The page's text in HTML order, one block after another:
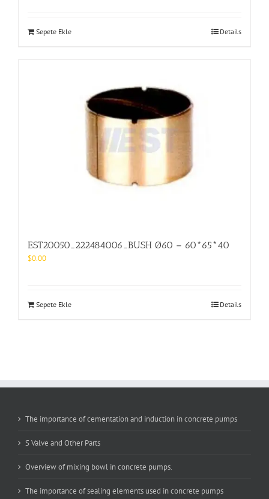
Sepete Ekle Details
EST20050_222484006_BUSH Ø60 – 60*65*40
$0.00
Sepete Ekle Details
The importance of cementation and induction in concrete pumps
S Valve and Other Parts
Overview of mixing bowl in concrete pumps.
The importance of sealing elements used in concrete pumps